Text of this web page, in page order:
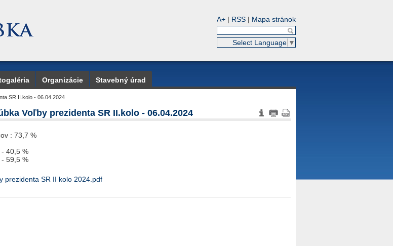
A+ | RSS | Mapa stránok
Select Language ▼
Organizácie Stavebný úrad
SR II.kolo - 06.04.2024
Voľby prezidenta SR II.kolo - 06.04.2024
: 73,7 %
40,5 %
59,5 %
prezidenta SR II kolo 2024.pdf